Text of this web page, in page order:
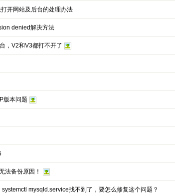
开网站及后台的处理办法
denied解决方法
，V2和V3都打不开了
版本问题
法备份原因！
mysqld.service找不到了，要怎么修复这个问题？